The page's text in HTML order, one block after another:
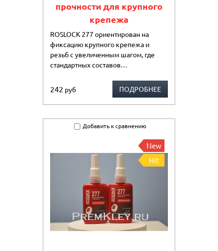
прочности для крупного
крепежа
ROSLOCK 277 ориентирован на
фиксацию крупного крепежа и
резьб с увеличенным шагом, где
стандартных составов…
242 руб ПОДРОБНЕЕ
Добавить к сравнению
New
Hit